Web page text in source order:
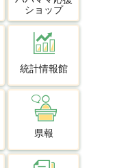
ショップ
統計情報館
県報